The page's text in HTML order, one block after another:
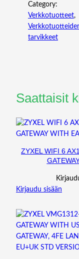
Category:
Verkkotuotteet
tarvikkeet
Saattaisit
ZYXEL WIFI 6
Kirjaudu sisään